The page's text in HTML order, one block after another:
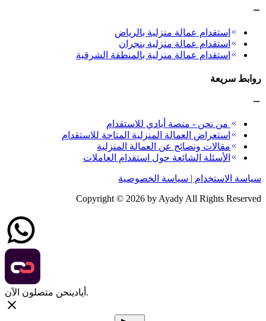
استقدام عمالة منزلية بالرياض
استقدام عمالة منزلية بنجران
استقدام عمالة منزلية بالمنطقة الشرقية
روابط سريعة
من نحن - منصة أيادي للاستقدام
استعراض العمالة المنزلية المتاحة للاستقدام
مقالات ونصائح عن العمالة المنزلية
الأسئلة الشائعة حول استقدام العاملات
سياسة الاستخدام | سياسة الخصوصية
Copyright © 2026 by Ayady All Rights Reserved
أيادي نحن متصلون الآن.